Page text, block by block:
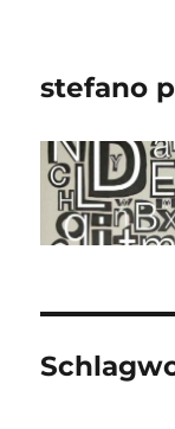
stefano